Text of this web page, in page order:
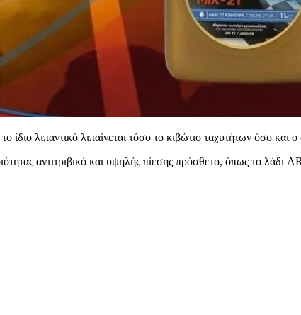
λιπαντικό λιπαίνεται τόσο το κιβώτιο ταχυτήτων όσο και
αντιτριβικό και υψηλής πίεσης πρόσθετο, όπως το